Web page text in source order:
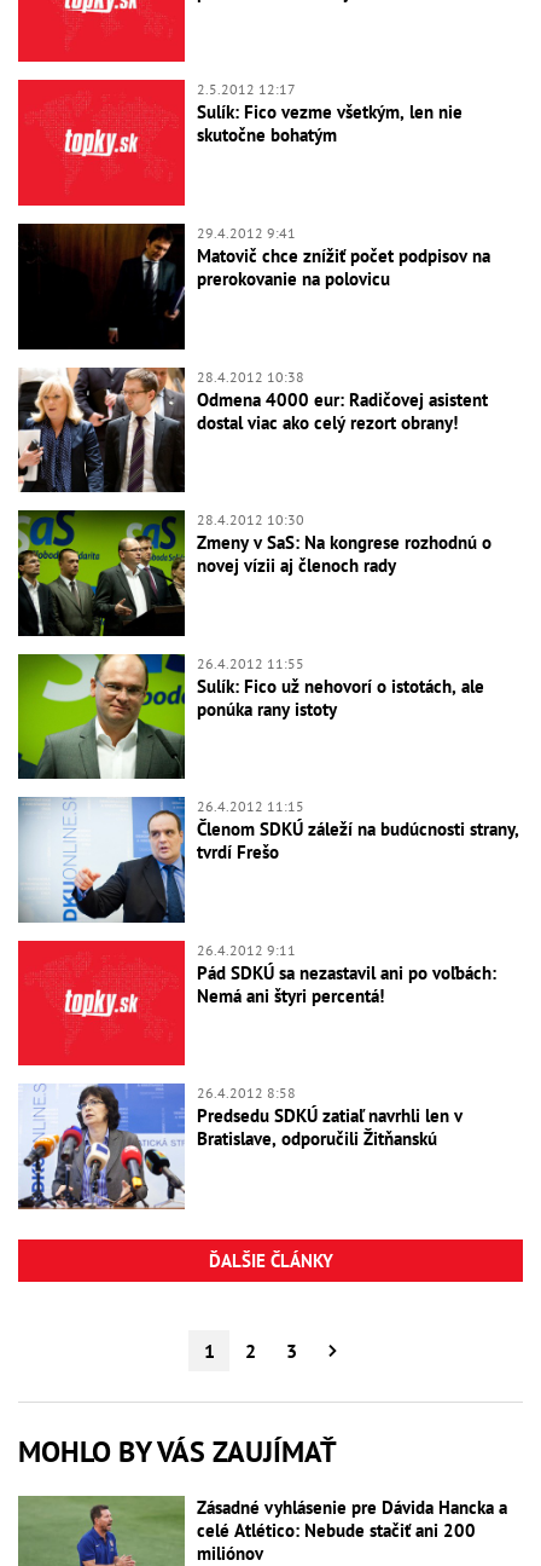
2.5.2012 12:17
Sulík: Fico vezme všetkým, len nie
skutočne bohatým
29.4.2012 9:41
Matovič chce znížiť počet podpisov na
prerokovanie na polovicu
28.4.2012 10:38
Odmena 4000 eur: Radičovej asistent
dostal viac ako celý rezort obrany!
28.4.2012 10:30
Zmeny v SaS: Na kongrese rozhodnú o
novej vízii aj členoch rady
26.4.2012 11:55
Sulík: Fico už nehovorí o istotách, ale
ponúka rany istoty
26.4.2012 11:15
Členom SDKÚ záleží na budúcnosti strany,
tvrdí Frešo
26.4.2012 9:11
Pád SDKÚ sa nezastavil ani po voľbách:
Nemá ani štyri percentá!
26.4.2012 8:58
Predsedu SDKÚ zatiaľ navrhli len v
Bratislave, odporučili Žitňanskú
ĎALŠIE ČLÁNKY
1 2 3
MOHLO BY VÁS ZAUJÍMAŤ
Zásadné vyhlásenie pre Dávida Hancka a
celé Atlético: Nebude stačiť ani 200
miliónov